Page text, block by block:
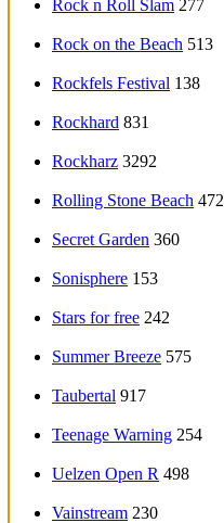
Rock n Roll Slam 277
Rock on the Beach 513
Rockfels Festival 138
Rockhard 831
Rockharz 3292
Rolling Stone Beach 472
Secret Garden 360
Sonisphere 153
Stars for free 242
Summer Breeze 575
Taubertal 917
Teenage Warning 254
Uelzen Open R 498
Vainstream 230